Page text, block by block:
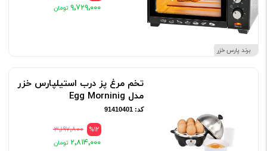
برند پارس خزر
۹٬۷۲۹٬۰۰۰
تخم مرغ پز درب استیلپارس خزر
مدل Egg Morninig
کد: 91410401
%12 ۳٬۱۹۷٬۸۰۰
۲٬۸۱۴٬۰۰۰